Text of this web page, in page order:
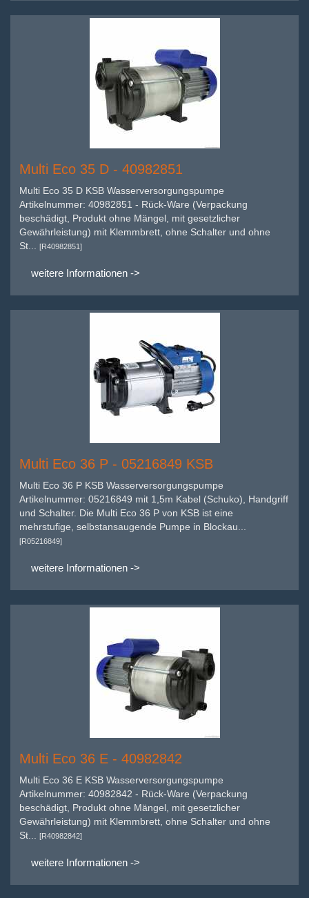
Multi Eco 35 D - 40982851
Multi Eco 35 D KSB Wasserversorgungspumpe
Artikelnummer: 40982851 - Rück-Ware (Verpackung
beschädigt, Produkt ohne Mängel, mit gesetzlicher
Gewährleistung) mit Klemmbrett, ohne Schalter und ohne
St...
[R40982851]
weitere Informationen ->
Multi Eco 36 P - 05216849 KSB
Multi Eco 36 P KSB Wasserversorgungspumpe
Artikelnummer: 05216849 mit 1,5m Kabel (Schuko), Handgriff
und Schalter. Die Multi Eco 36 P von KSB ist eine
mehrstufige, selbstansaugende Pumpe in Blockau...
[R05216849]
weitere Informationen ->
Multi Eco 36 E - 40982842
Multi Eco 36 E KSB Wasserversorgungspumpe
Artikelnummer: 40982842 - Rück-Ware (Verpackung
beschädigt, Produkt ohne Mängel, mit gesetzlicher
Gewährleistung) mit Klemmbrett, ohne Schalter und ohne
St...
[R40982842]
weitere Informationen ->